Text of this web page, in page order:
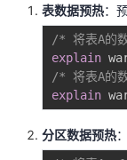
表数据预热：
/* 将表A的
explain
/* 将表A的
explain
分区数据预热